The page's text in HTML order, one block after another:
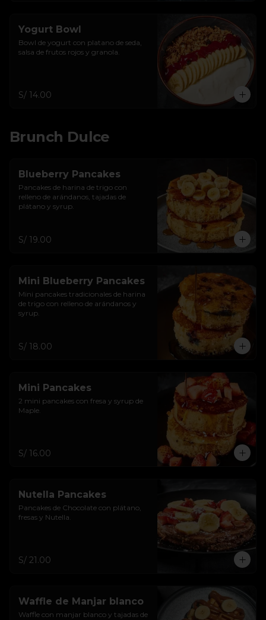
Yogurt Bowl
Bowl de yogurt con platano de seda,
salsa de frutos rojos y granola.
S/ 14.00
Brunch Dulce
Blueberry Pancakes
Pancakes de harina de trigo con
relleno de arándanos, tajadas de
plátano y syrup.
S/ 19.00
Mini Blueberry Pancakes
Mini pancakes tradicionales de harina
de trigo con relleno de arándanos y
syrup.
S/ 18.00
Mini Pancakes
2 mini pancakes con fresa y syrup de
Maple.
S/ 16.00
Nutella Pancakes
Pancakes de Chocolate con plátano,
fresas y Nutella.
S/ 21.00
Waffle de Manjar blanco
Waffle con manjar blanco y tajadas de